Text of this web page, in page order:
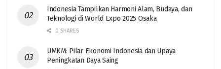
Indonesia Tampilkan Harmoni Alam, Budaya, dan
Teknologi di World Expo 2025 Osaka
0 SHARES
UMKM: Pilar Ekonomi Indonesia dan Upaya
Peningkatan Daya Saing